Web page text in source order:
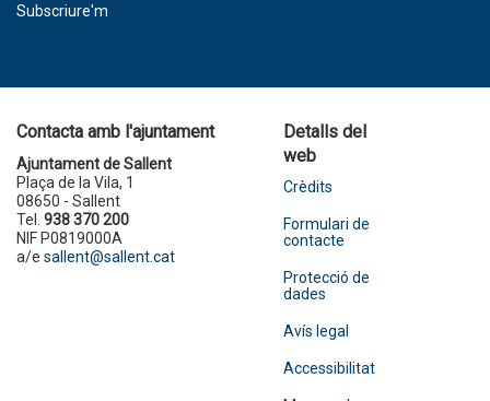
Subscriure'm
Contacta amb l'ajuntament
Ajuntament de Sallent
Plaça de la Vila, 1
08650 - Sallent
Tel. 938 370 200
NIF P0819000A
a/e sallent@sallent.cat
Detalls del
web
Crèdits
Formulari de
contacte
Protecció de
dades
Avís legal
Accessibilitat